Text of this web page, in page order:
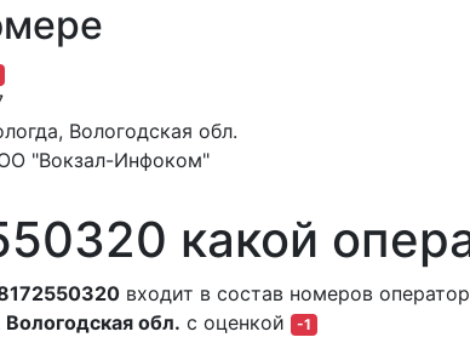
Вологодская обл.
"Вокзал-Инфоком"
какой
входит в состав номеров
Вологодская обл. с оценкой -1